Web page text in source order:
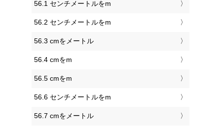
56.1 センチメートルをm
56.2 センチメートルをm
56.3 cmをメートル
56.4 cmをm
56.5 cmをm
56.6 センチメートルをm
56.7 cmをメートル